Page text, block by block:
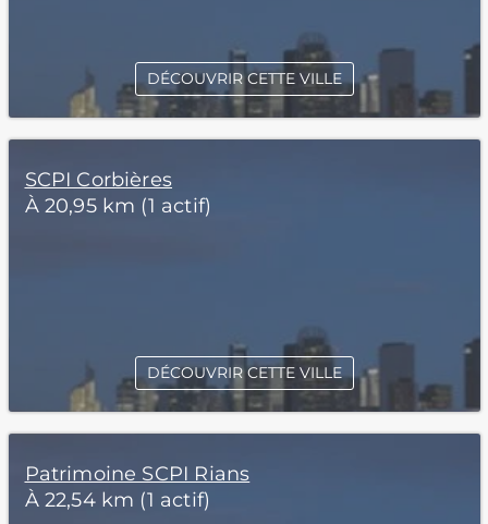
DÉCOUVRIR CETTE VILLE
SCPI Corbières
À 20,95 km (1 actif)
DÉCOUVRIR CETTE VILLE
Patrimoine SCPI Rians
À 22,54 km (1 actif)